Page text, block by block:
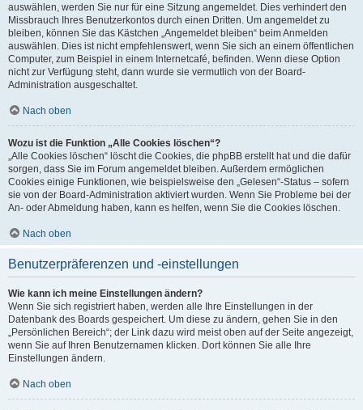
auswählen, werden Sie nur für eine Sitzung angemeldet. Dies verhindert den
Missbrauch Ihres Benutzerkontos durch einen Dritten. Um angemeldet zu
bleiben, können Sie das Kästchen „Angemeldet bleiben“ beim Anmelden
auswählen. Dies ist nicht empfehlenswert, wenn Sie sich an einem öffentlichen
Computer, zum Beispiel in einem Internetcafé, befinden. Wenn diese Option
nicht zur Verfügung steht, dann wurde sie vermutlich von der Board-
Administration ausgeschaltet.
Nach oben
Wozu ist die Funktion „Alle Cookies löschen“?
„Alle Cookies löschen“ löscht die Cookies, die phpBB erstellt hat und die dafür
sorgen, dass Sie im Forum angemeldet bleiben. Außerdem ermöglichen
Cookies einige Funktionen, wie beispielsweise den „Gelesen“-Status – sofern
sie von der Board-Administration aktiviert wurden. Wenn Sie Probleme bei der
An- oder Abmeldung haben, kann es helfen, wenn Sie die Cookies löschen.
Nach oben
Benutzerpräferenzen und -einstellungen
Wie kann ich meine Einstellungen ändern?
Wenn Sie sich registriert haben, werden alle Ihre Einstellungen in der
Datenbank des Boards gespeichert. Um diese zu ändern, gehen Sie in den
„Persönlichen Bereich“; der Link dazu wird meist oben auf der Seite angezeigt,
wenn Sie auf Ihren Benutzernamen klicken. Dort können Sie alle Ihre
Einstellungen ändern.
Nach oben